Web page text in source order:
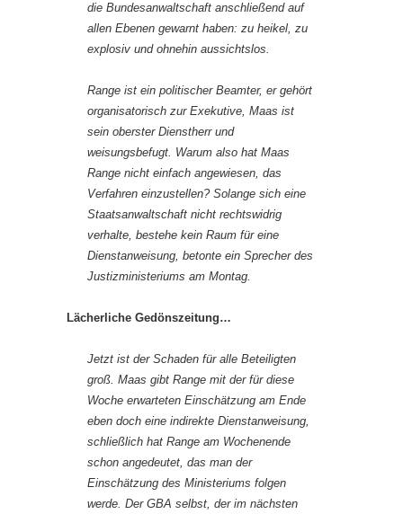
die Bundesanwaltschaft anschließend auf
allen Ebenen gewarnt haben: zu heikel, zu
explosiv und ohnehin aussichtslos.
Range ist ein politischer Beamter, er gehört
organisatorisch zur Exekutive, Maas ist
sein oberster Dienstherr und
weisungsbefugt. Warum also hat Maas
Range nicht einfach angewiesen, das
Verfahren einzustellen? Solange sich eine
Staatsanwaltschaft nicht rechtswidrig
verhalte, bestehe kein Raum für eine
Dienstanweisung, betonte ein Sprecher des
Justizministeriums am Montag.
Lächerliche Gedönszeitung…
Jetzt ist der Schaden für alle Beteiligten
groß. Maas gibt Range mit der für diese
Woche erwarteten Einschätzung am Ende
eben doch eine indirekte Dienstanweisung,
schließlich hat Range am Wochenende
schon angedeutet, das man der
Einschätzung des Ministeriums folgen
werde. Der GBA selbst, der im nächsten